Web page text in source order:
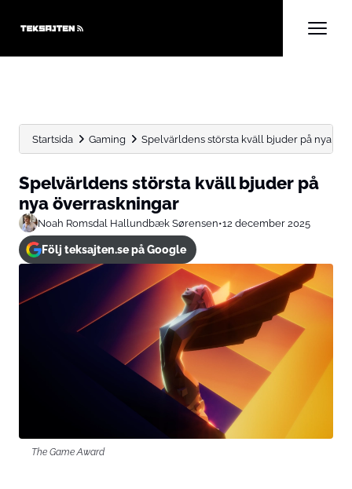
Startsida Gaming Spelvärldens största kväll bjuder på nya
Spelvärldens största kväll bjuder på
nya överraskningar
Noah Romsdal Hallundbæk Sørensen•12 december 2025
Följ teksajten.se på Google
The Game Award